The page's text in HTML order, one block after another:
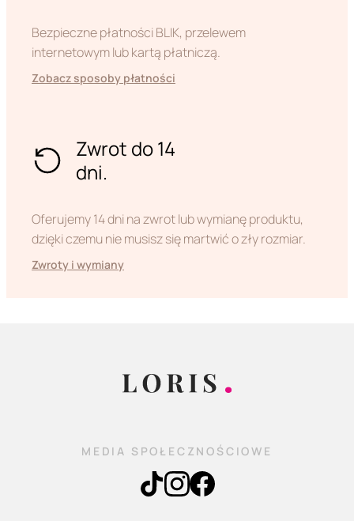
Bezpieczne płatności BLIK, przelewem
internetowym lub kartą płatniczą.
Zobacz sposoby płatności
Zwrot do 14
dni.
Oferujemy 14 dni na zwrot lub wymianę produktu,
dzięki czemu nie musisz się martwić o zły rozmiar.
Zwroty i wymiany
MEDIA SPOŁECZNOŚCIOWE